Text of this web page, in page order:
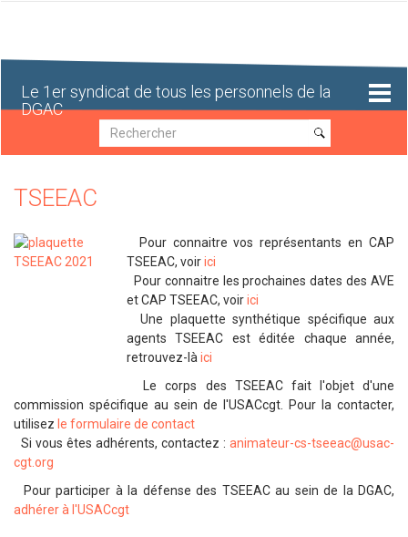
Le 1er syndicat de tous les personnels de la
DGAC
Recherche
Recherche
TSEEAC
Pour connaitre vos représentants en CAP
TSEEAC, voirici
Pour connaitre les prochaines dates des AVE
et CAP TSEEAC, voirici
Une plaquette synthétique spécifique aux
agents TSEEAC est éditée chaque année,
retrouvez-là ici
Le corps des TSEEAC fait l'objet d'une
commission spécifique au sein de l'USACcgt. Pour la contacter,
utilisez le formulaire de contact
Si vous êtes adhérents, contactez : animateur-cs-tseeac@usac-
cgt.org
Pour participer à la défense des TSEEAC au sein de la DGAC,
adhérer à l'USACcgt